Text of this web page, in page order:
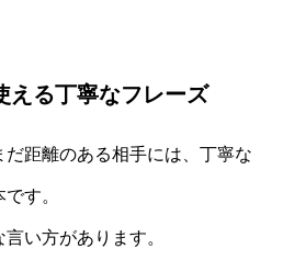
える丁寧なフレーズ
だ距離のある相手には、丁寧な
す。
い方があります。